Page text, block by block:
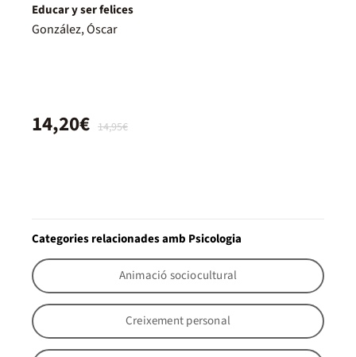
Educar y ser felices
González, Óscar
14,95€
14,20€
Categories relacionades amb Psicologia
Animació sociocultural
Creixement personal